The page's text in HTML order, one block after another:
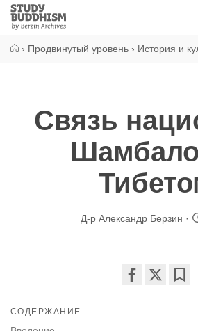
Close
Study
Buddhism
› Продвинутый уровень › История и
Cвязь
Д-р Александр Берзин
СОДЕРЖАНИЕ